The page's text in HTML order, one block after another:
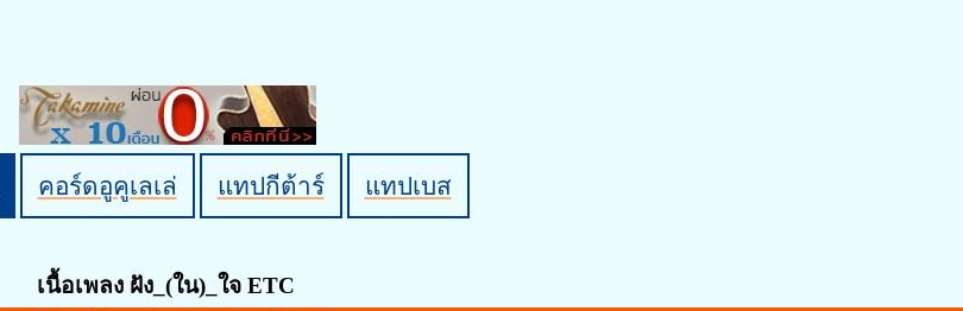
คอร์ดอูคูเลเล่ แทปกีต้าร์ แทปเบส
เนื้อเพลง ฝัง_(ใน)_ใจ ETC